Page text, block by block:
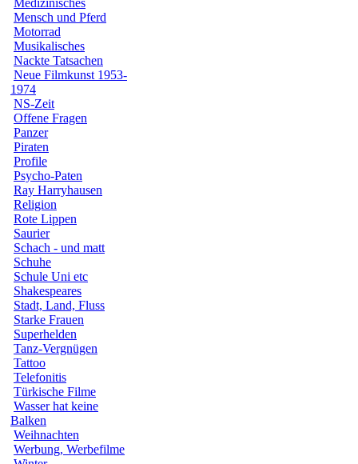
Medizinisches
Mensch und Pferd
Motorrad
Musikalisches
Nackte Tatsachen
Neue Filmkunst 1953-
1974
NS-Zeit
Offene Fragen
Panzer
Piraten
Profile
Psycho-Paten
Ray Harryhausen
Religion
Rote Lippen
Saurier
Schach - und matt
Schuhe
Schule Uni etc
Shakespeares
Stadt, Land, Fluss
Starke Frauen
Superhelden
Tanz-Vergnügen
Tattoo
Telefonitis
Türkische Filme
Wasser hat keine
Balken
Weihnachten
Werbung, Werbefilme